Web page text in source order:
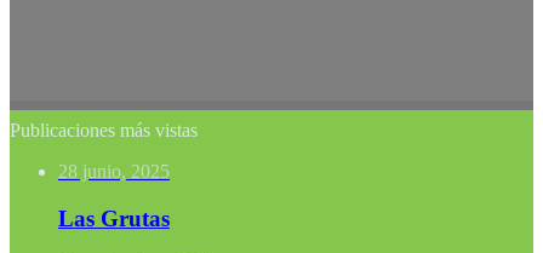
Publicaciones más vistas
28 junio, 2025
Las Grutas